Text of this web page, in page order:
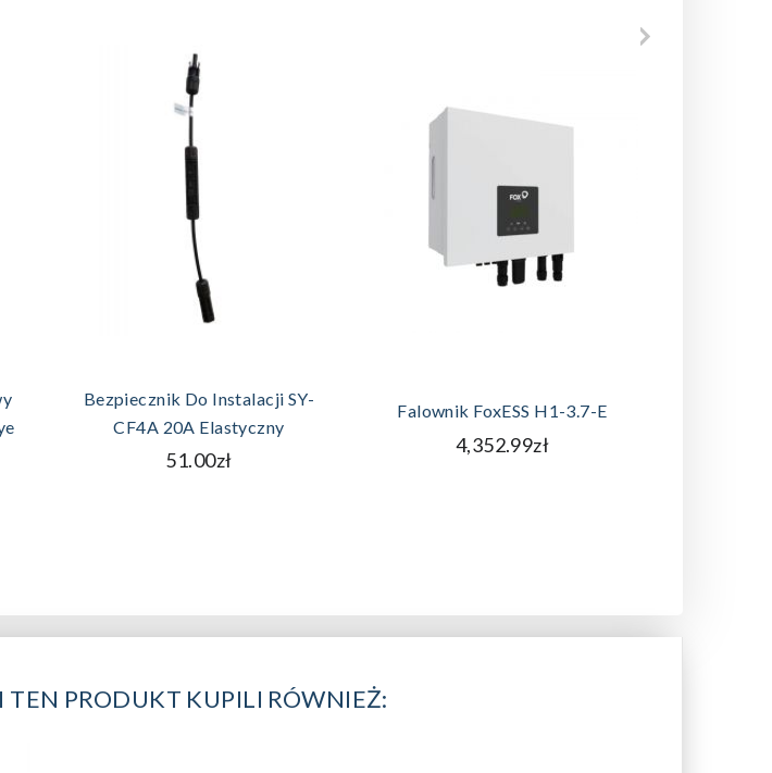
Bezpiecznik Do Instalacji SY-
CF4A 20A Elastyczny
51.00zł
Falownik FoxESS H1-3.7-E
4,352.99zł
PRODUKT KUPILI RÓWNIEŻ: